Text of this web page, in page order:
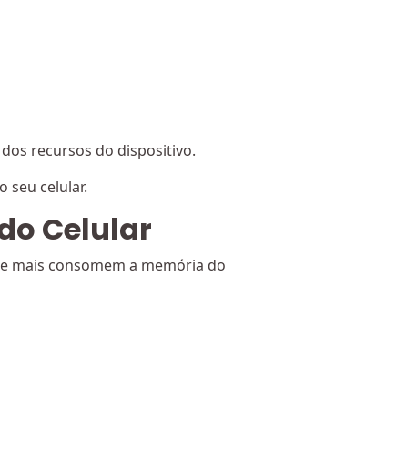
recursos do dispositivo.
seu celular.
Celular
mais consomem a memória do